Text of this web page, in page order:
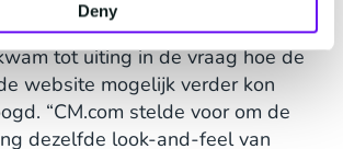
Deny
interactie en samen sparren over
tot uiting in de vraag hoe de
website mogelijk verder kon
“CM.com stelde voor om de
dezelfde look-and-feel van